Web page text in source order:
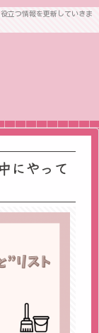
立つ情報を更新していきま
にやって